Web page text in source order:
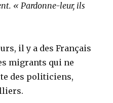
« Pardonne-leur, ils
il y a des Français
migrants qui ne
des politiciens,